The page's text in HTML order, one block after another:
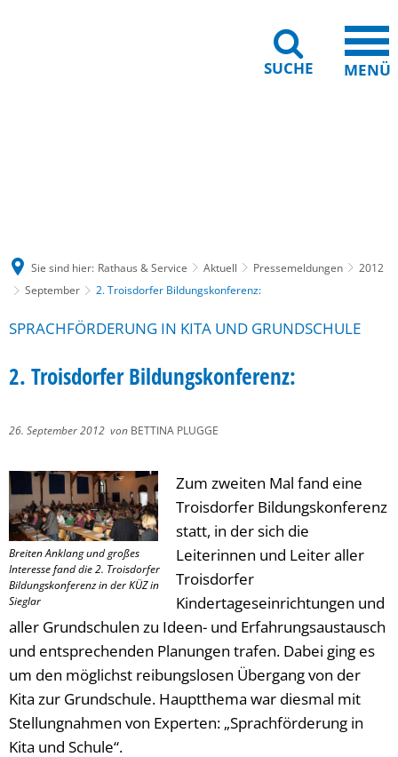
SUCHE MENÜ
Sie sind hier: Rathaus & Service Aktuell Pressemeldungen
2012
September
2. Troisdorfer Bildungskonferenz:
SPRACHFÖRDERUNG IN KITA UND GRUNDSCHULE
2. Troisdorfer Bildungskonferenz:
26. September 2012 von BETTINA PLUGGE
Breiten Anklang und großes
Interesse fand die 2. Troisdorfer
Bildungskonferenz in der KÜZ in
Sieglar
Zum zweiten Mal fand eine
Troisdorfer Bildungskonferenz
statt, in der sich die
Leiterinnen und Leiter aller
Troisdorfer
Kindertageseinrichtungen und
aller Grundschulen zu Ideen- und Erfahrungsaustausch
und entsprechenden Planungen trafen. Dabei ging es
um den möglichst reibungslosen Übergang von der
Kita zur Grundschule. Hauptthema war diesmal mit
Stellungnahmen von Experten: „Sprachförderung in
Kita und Schule“.